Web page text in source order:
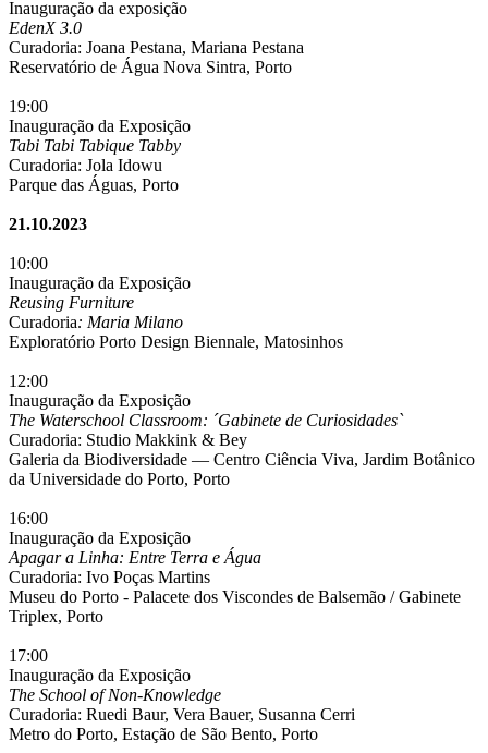
Inauguração da exposição
EdenX 3.0
Curadoria: Joana Pestana, Mariana Pestana
Reservatório de Água Nova Sintra, Porto
19:00
Inauguração da Exposição
Tabi Tabi Tabique Tabby
Curadoria: Jola Idowu
Parque das Águas, Porto
21.10.2023
10:00
Inauguração da Exposição
Reusing Furniture
Curadoria: Maria Milano
Exploratório Porto Design Biennale, Matosinhos
12:00
Inauguração da Exposição
The Waterschool Classroom: ´Gabinete de Curiosidades`
Curadoria: Studio Makkink & Bey
Galeria da Biodiversidade — Centro Ciência Viva, Jardim Botânico
da Universidade do Porto, Porto
16:00
Inauguração da Exposição
Apagar a Linha: Entre Terra e Água
Curadoria: Ivo Poças Martins
Museu do Porto - Palacete dos Viscondes de Balsemão / Gabinete
Triplex, Porto
17:00
Inauguração da Exposição
The School of Non-Knowledge
Curadoria: Ruedi Baur, Vera Bauer, Susanna Cerri
Metro do Porto, Estação de São Bento, Porto